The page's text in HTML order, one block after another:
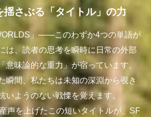
さぶる「タイトル」の力
」――このわずか4つの単語が
は、読者の思考を瞬時に日常の外部
意味論的な重力」が宿っています。
瞬間、私たちは未知の深淵から覗き
いようのない戦慄を覚えます。
声を上げたこの短いタイトルが、SF